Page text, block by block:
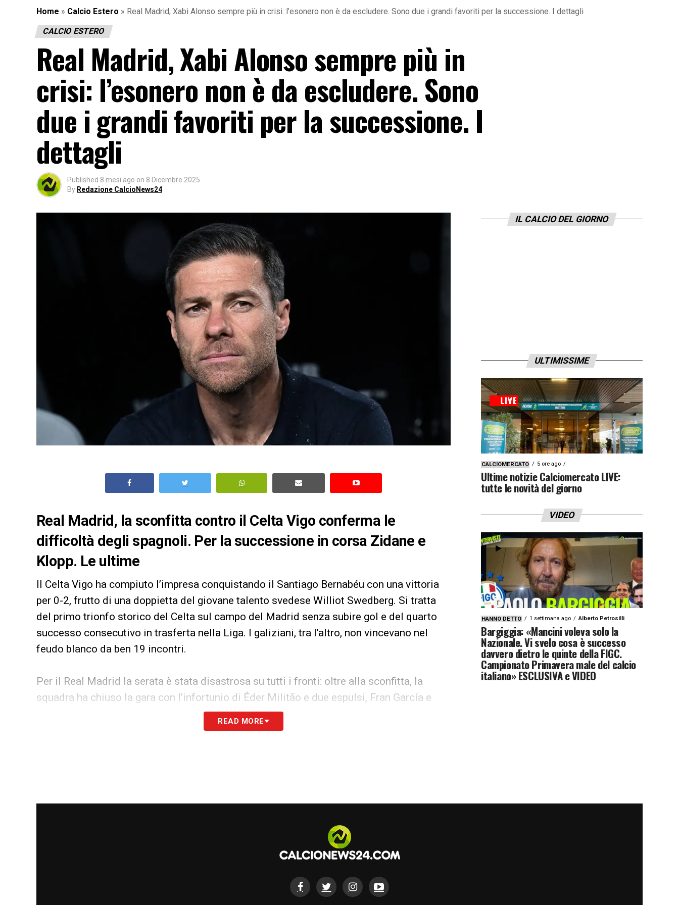
Home » Calcio Estero » Real Madrid, Xabi Alonso sempre più in crisi: l’esonero non è da escludere. Sono due i grandi favoriti per la successione. I dettagli
CALCIO ESTERO
Real Madrid, Xabi Alonso sempre più in
crisi: l’esonero non è da escludere. Sono
due i grandi favoriti per la successione. I
dettagli
Published 8 mesi ago on 8 Dicembre 2025
By Redazione CalcioNews24
Real Madrid, la sconfitta contro il Celta Vigo conferma le
difficoltà degli spagnoli. Per la successione in corsa Zidane e
Klopp. Le ultime
Il Celta Vigo ha compiuto l’impresa conquistando il Santiago Bernabéu con una vittoria
per 0-2, frutto di una doppietta del giovane talento svedese Williot Swedberg. Si tratta
del primo trionfo storico del Celta sul campo del Madrid senza subire gol e del quarto
successo consecutivo in trasferta nella Liga. I galiziani, tra l’altro, non vincevano nel
feudo blanco da ben 19 incontri.
Per il Real Madrid la serata è stata disastrosa su tutti i fronti: oltre alla sconfitta, la
squadra ha chiuso la gara con l’infortunio di Éder Militão e due espulsi, Fran García e
Álvaro Carreras. La classifica ora piange: il Barcellona scappa a +4. La squadra di un già
discusso Xabi Alonso sta vivendo una crisi profonda: ha vinto solo una delle ultime
LEGGI ANCHE >>> Ultime notizie Calcio Estero: tutte le novità del giorno provenienti
READ MORE
IL CALCIO DEL GIORNO
ULTIMISSIME
CALCIOMERCATO 5 ore ago
Ultime notizie Calciomercato LIVE:
tutte le novità del giorno
VIDEO
HANNO DETTO 1 settimana ago Alberto Petrosilli
Bargiggia: «Mancini voleva solo la
Nazionale. Vi svelo cosa è successo
davvero dietro le quinte della FIGC.
Campionato Primavera male del calcio
italiano» ESCLUSIVA e VIDEO